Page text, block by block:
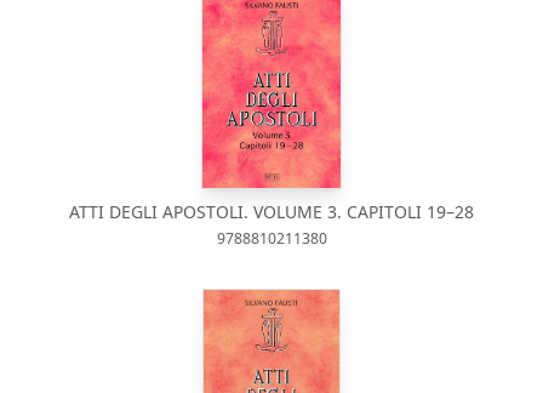
ATTI DEGLI APOSTOLI. VOLUME 3. CAPITOLI 19–28
9788810211380